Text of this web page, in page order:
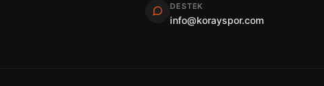
DESTEK
info@korayspor.com